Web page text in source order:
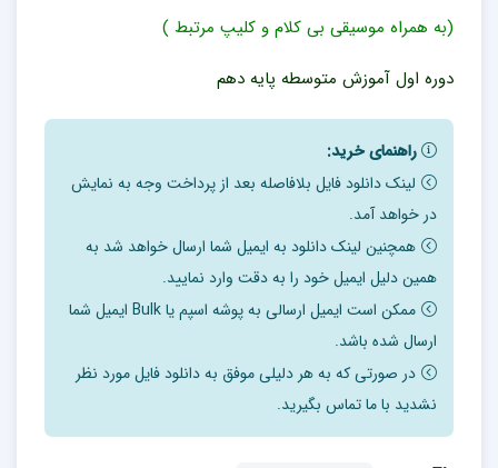
(به همراه موسیقی بی کلام و کلیپ مرتبط )
دوره اول آموزش متوسطه پایه دهم
راهنمای خرید:
لینک دانلود فایل بلافاصله بعد از پرداخت وجه به نمایش
در خواهد آمد.
همچنین لینک دانلود به ایمیل شما ارسال خواهد شد به
همین دلیل ایمیل خود را به دقت وارد نمایید.
ممکن است ایمیل ارسالی به پوشه اسپم یا Bulk ایمیل شما
ارسال شده باشد.
در صورتی که به هر دلیلی موفق به دانلود فایل مورد نظر
نشدید با ما تماس بگیرید.